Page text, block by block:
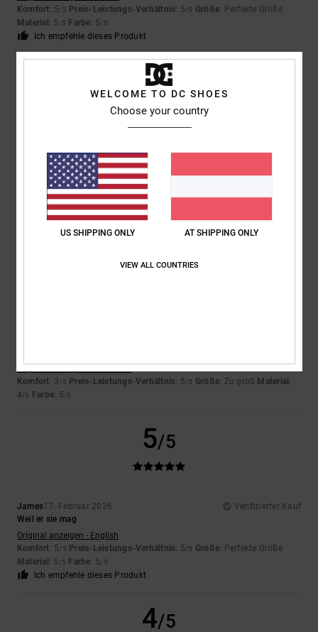
Komfort: 5/5 Preis-Leistungs-Verhältnis: 5/5 Größe: Perfekte Größe
Material : 5 /5 Farbe: 5/5
Ich empfehle dieses Produkt
4/5
Gute, robuste Kinderschuhe
Original anzeigen - English
Komfort: 5/5 Preis-Leistungs-Verhältnis
: 4/5
Ich empfehle dieses Produkt
3/5
Komfort: 3/5 Preis-Leistungs-Verhältnis: 5/5 Größe: Zu groß Material :
4/5 Farbe: 5/5
5/5
James17. Februar 2026
Verifizierter Kauf
Weil er sie mag
Original anzeigen - English
Komfort: 5/5 Preis-Leistungs-Verhältnis: 5/5 Größe: Perfekte Größe
Material : 5 /5 Farbe: 5/5
Ich empfehle dieses Produkt
4/5
WELCOME TO DC SHOES
Choose your country
US SHIPPING ONLY AT SHIPPING ONLY
VIEW ALL COUNTRIES